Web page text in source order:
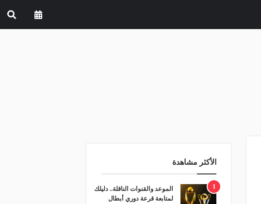
الأكثر مشاهدة
1
الموعد والقنوات الناقلة.. دليلك
لمتابعة قرعة دوري أبطال